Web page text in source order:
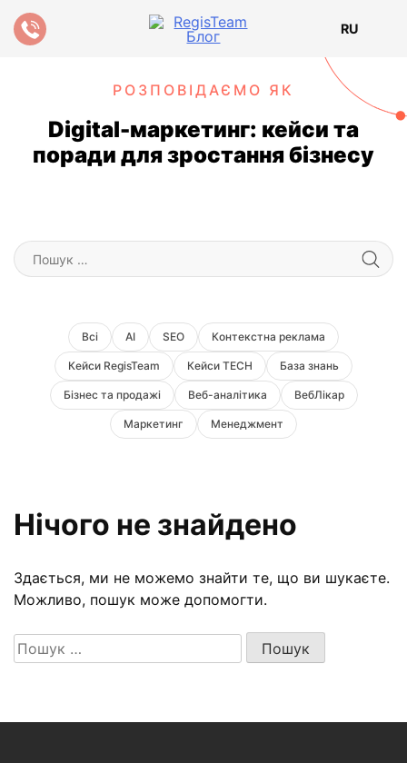
RU
РОЗПОВІДАЄМО ЯК
Digital-маркетинг: кейси та
поради для зростання бізнесу
пошуку
Всі AI SEO Контекстна реклама
Кейси RegisTeam Кейси TECH База знань
Бізнес та продажі Веб-аналітика ВебЛікар
Маркетинг Менеджмент
Нічого не знайдено
Здається, ми не можемо знайти те, що ви шукаєте.
Можливо, пошук може допомогти.
Результати
пошуку
Пошук